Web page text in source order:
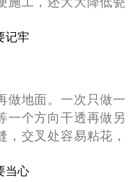
记牢
做地面。一次只做一
一个方向干透再做另
，交叉处容易粘花，
当心